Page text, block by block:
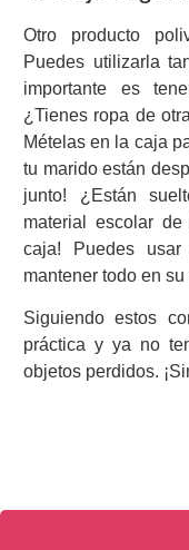
Otro producto
Puedes utilizarla
importante es
¿Tienes ropa de
Mételas en la caja
tu marido están
junto! ¿Están
material escolar
caja! Puedes
mantener todo en
Siguiendo estos
práctica y ya no
objetos perdidos.